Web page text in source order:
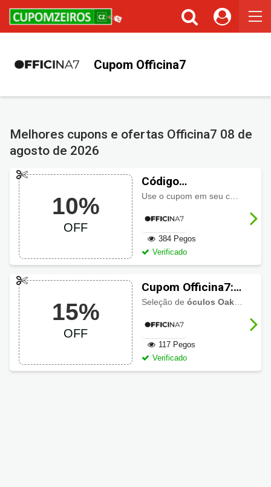
Cupom Officina7
Melhores cupons e ofertas Officina7 08 de
agosto de 2026
10%
OFF
Código
promocional
OFF
Use o cupom em seu carrinho de compra e ganhe
384 Pegos
Verificado
15%
OFF
Cupom Officina7:
Óculos Oakley 15%
Seleção deóculos Oakley com 15% de desconto
117 Pegos
Verificado